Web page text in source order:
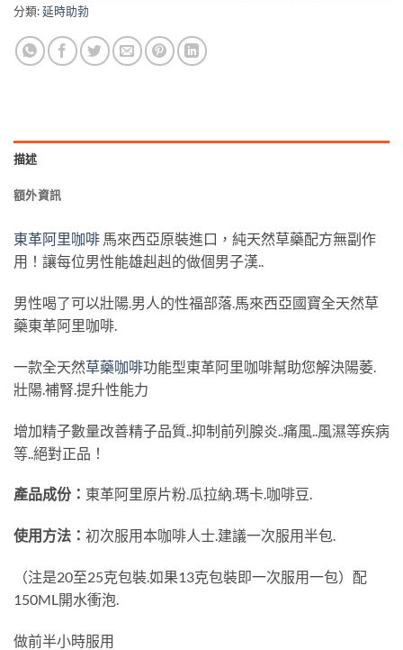
分類:延時助勃
描述
額外資訊
東革阿里咖啡 馬來西亞原裝進口，純天然草藥配方無副作
用！讓每位男性能雄赳赳的做個男子漢..
男性喝了可以壯陽.男人的性福部落.馬來西亞國寶全天然草
藥東革阿里咖啡.
一款全天然草藥咖啡功能型東革阿里咖啡幫助您解決陽萎.
壯陽.補腎.提升性能力
增加精子數量改善精子品質..抑制前列腺炎..痛風..風濕等疾病
等..絕對正品！
產品成份： 東革阿里原片粉.瓜拉納.瑪卡.咖啡豆.
使用方法： 初次服用本咖啡人士.建議一次服用半包.
（注是20至25克包裝.如果13克包裝即一次服用一包）配
150ML開水衝泡.
做前半小時服用